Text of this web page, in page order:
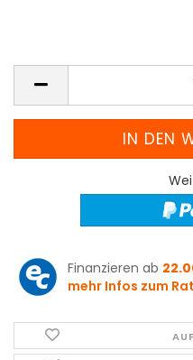
Finanzieren ab
mehr Infos zum